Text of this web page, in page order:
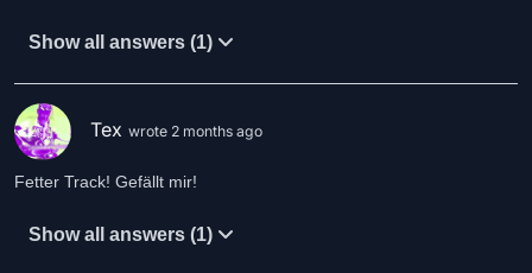
Show all answers (1)
Tex wrote 2 months ago
Fetter Track! Gefällt mir!
Show all answers (1)